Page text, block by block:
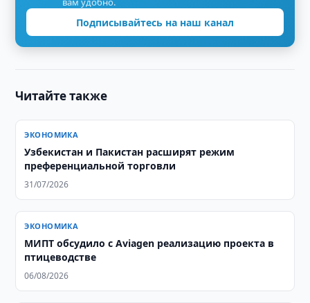
Подписывайтесь на наш канал
Читайте также
ЭКОНОМИКА
Узбекистан и Пакистан расширят режим
преференциальной торговли
31/07/2026
ЭКОНОМИКА
МИПТ обсудило с Aviagen реализацию проекта в
птицеводстве
06/08/2026